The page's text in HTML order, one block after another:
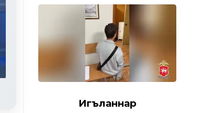
Яңалыклар. Эфир 03.08.2026
Игъланнар